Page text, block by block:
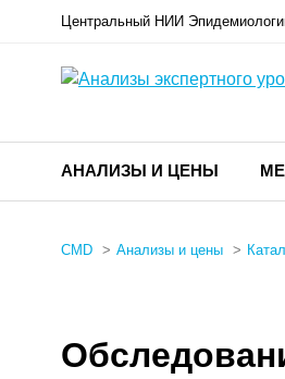
Центральный НИИ
АНАЛИЗЫ И ЦЕНЫ
CMD Анализы и цены